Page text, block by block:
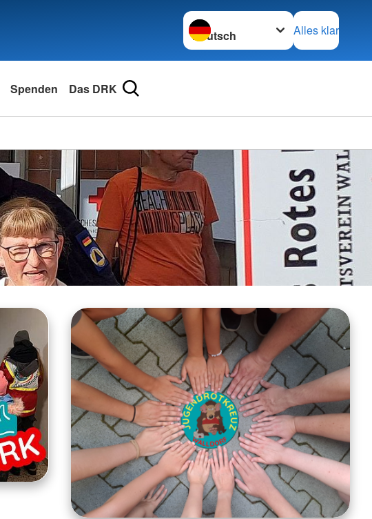
Sprache wechseln zu
Alles klar
Spenden Das DRK